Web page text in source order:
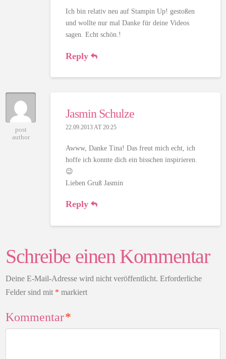
Ich bin relativ neu auf Stampin Up! gestoßen
und wollte nur mal Danke für deine Videos
sagen. Echt schön.!
Reply
post
author
Jasmin Schulze
22.09.2013 AT 20:25
Awww, Danke Tina! Das freut mich echt, ich
hoffe ich konnte dich ein bisschen inspirieren.
😉
Lieben Gruß Jasmin
Reply
Schreibe einen Kommentar
Deine E-Mail-Adresse wird nicht veröffentlicht. Erforderliche
Felder sind mit * markiert
Kommentar*